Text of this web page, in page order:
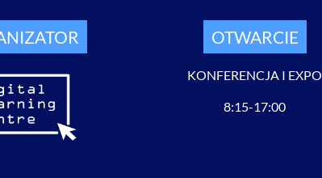
OTWARCIE
KONFERENCJA I EXPO
8:15-17:00